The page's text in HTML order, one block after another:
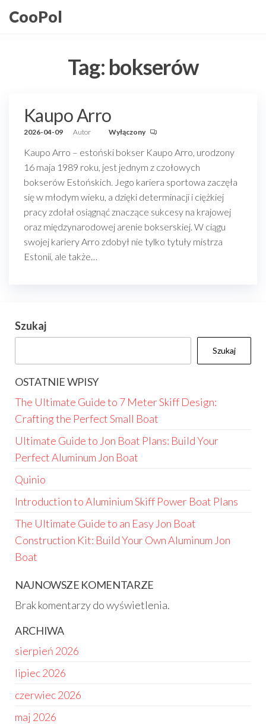
doCooPol
Tag: bokserów
Kaupo Arro
2026-04-09 Autor Wyłączony
Kaupo Arro – estoński bokser Kaupo Arro, urodzony
16 maja 1989 roku, jest jednym z czołowych
bokserów Estońskich. Jego kariera sportowa zaczęła
się w młodym wieku, a dzięki determinacji i ciężkiej
pracy zdołał osiągnąć znaczące sukcesy na krajowej
oraz międzynarodowej arenie bokserskiej. W ciągu
swojej kariery Arro zdobył nie tylko tytuły mistrza
Estonii, ale także…
Szukaj
Szukaj
OSTATNIE WPISY
The Ultimate Guide to 7 Meter Skiff Design:
Crafting the Perfect Small Boat
Ultimate Guide to Jon Boat Plans: Build Your
Perfect Aluminum Jon Boat
Quinio
Introduction to Aluminium Skiff Power Boat Plans
The Ultimate Guide to an Easy Jon Boat
Construction Kit: Build Your Own Aluminum Jon
Boat
NAJNOWSZE KOMENTARZE
Brak komentarzy do wyświetlenia.
ARCHIWA
sierpień 2026
lipiec 2026
czerwiec 2026
maj 2026